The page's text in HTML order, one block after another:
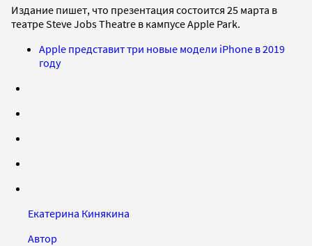
Издание пишет, что презентация состоится 25 марта в
театре Steve Jobs Theatre в кампусе Apple Park.
Apple представит три новые модели iPhone в 2019
году
Екатерина Кинякина
Автор